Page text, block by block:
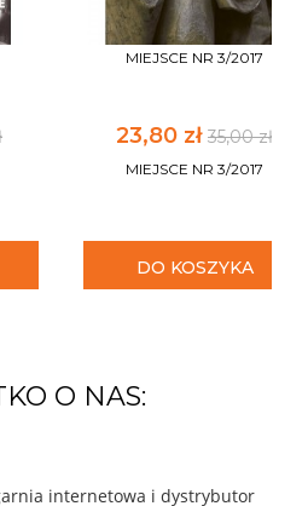
MIEJSCE NR 3/2017
23,80 zł 35,00 zł
MIEJSCE NR 3/2017
DO KOSZYKA
O NAS:
internetowa i dystrybutor